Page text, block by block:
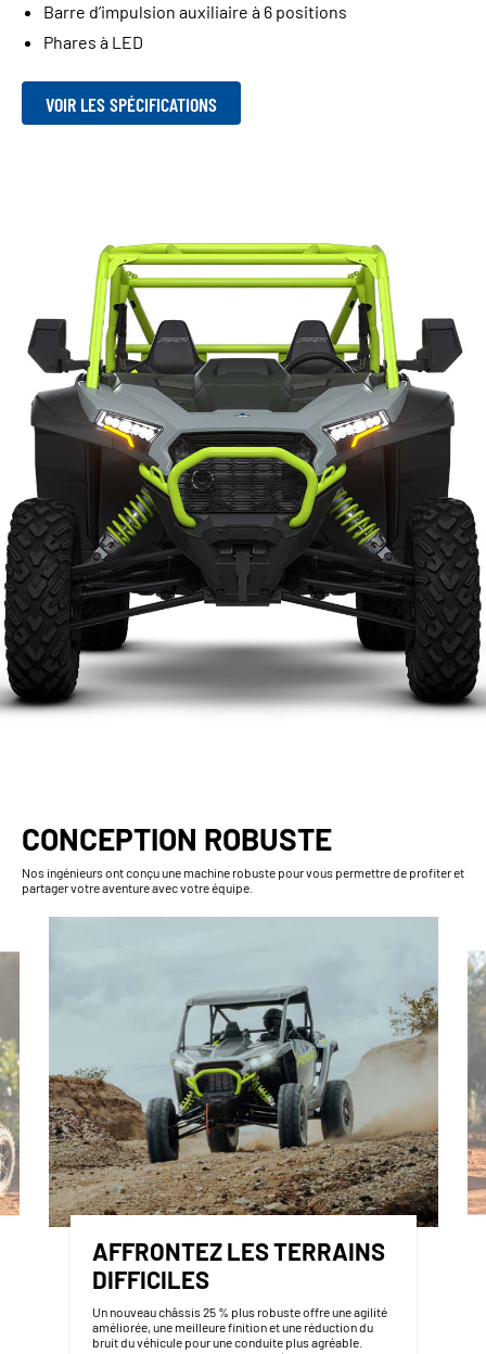
Barre d’impulsion auxiliaire à 6 positions
Phares à LED
VOIR LES SPÉCIFICATIONS
CONCEPTION ROBUSTE
Nos ingénieurs ont conçu une machine robuste pour vous permettre de profiter et
partager votre aventure avec votre équipe.
AFFRONTEZ LES TERRAINS
DIFFICILES
Un nouveau châssis 25 % plus robuste offre une agilité
améliorée, une meilleure finition et une réduction du
bruit du véhicule pour une conduite plus agréable.